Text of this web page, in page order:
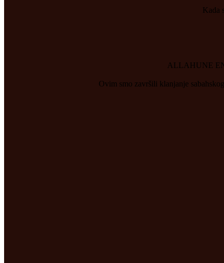
Kada
ALLAHUNE
Ovim smo završili klanjanje